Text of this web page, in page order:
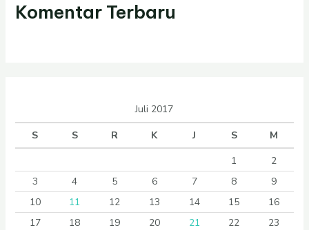
Komentar Terbaru
Juli 2017
S
S R K J S
M
1
2
3
4 5 6 7 8
9
10
11 12 13 14 15
16
17
18 19 20 21 22
23